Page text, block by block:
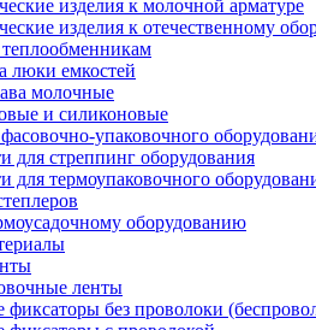
изделия к молочной арматуре
изделия к отечественному
люки емкостей
молочные
и силиконовые
упаковочного
для стреппинг оборудования
для термоупаковочного
оборудованию
ленты
фиксаторы без проволоки